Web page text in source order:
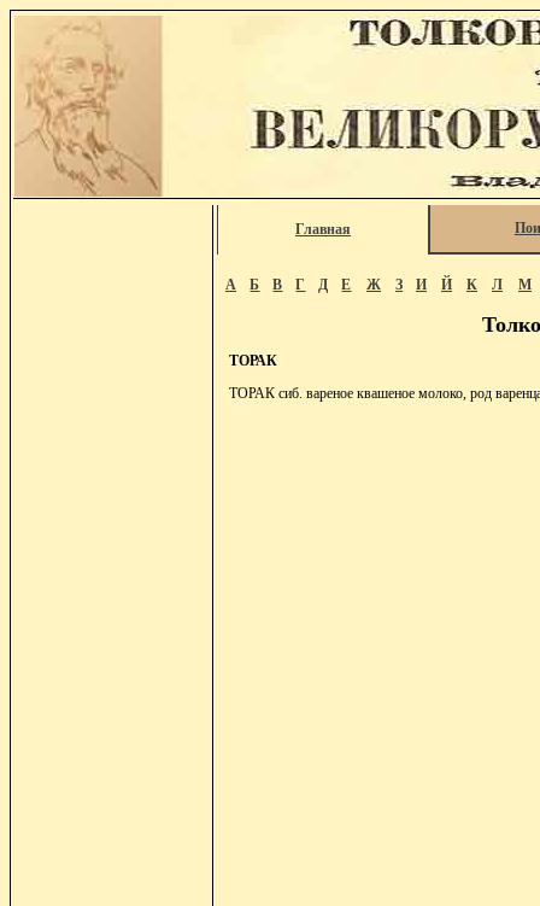
Главная
А Б В Г Д Е Ж З И Й К Л М
ТОРАК
ТОРАК сиб. вареное квашеное молоко, род